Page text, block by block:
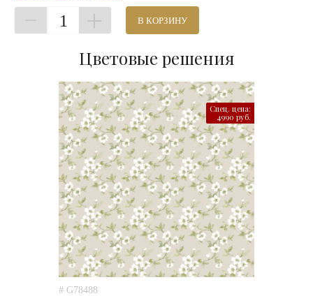
1 В КОРЗИНУ
Цветовые решения
Спец. цена:
4990 руб.
# G78488